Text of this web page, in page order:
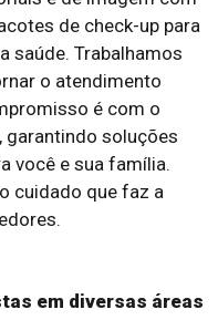
de check-up para
saúde. Trabalhamos
o atendimento
é com o
garantindo soluções
você e sua família.
cuidado que faz a
em diversas áreas